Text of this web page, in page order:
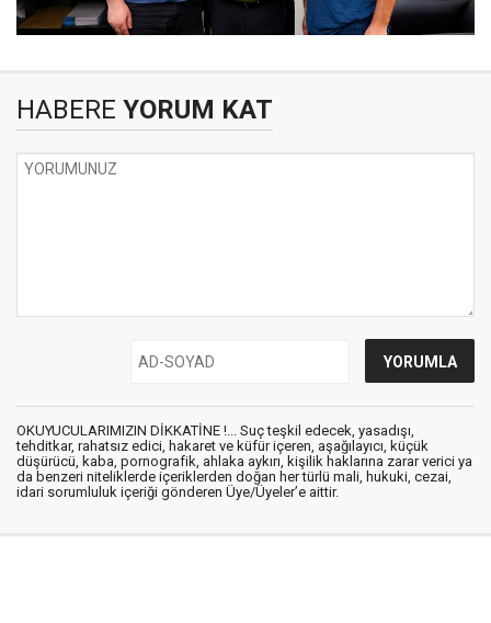
HABERE YORUM KAT
OKUYUCULARIMIZIN DİKKATİNE !... Suç teşkil edecek, yasadışı,
tehditkar, rahatsız edici, hakaret ve küfür içeren, aşağılayıcı, küçük
düşürücü, kaba, pornografik, ahlaka aykırı, kişilik haklarına zarar verici ya
da benzeri niteliklerde içeriklerden doğan her türlü mali, hukuki, cezai,
idari sorumluluk içeriği gönderen Üye/Üyeler’e aittir.